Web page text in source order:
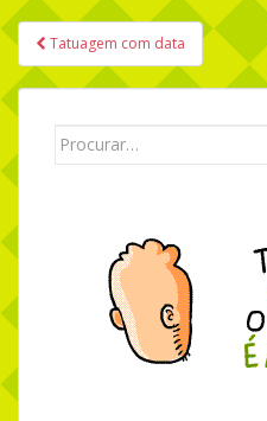
Navegação de Post
Tatuagem com data
Search for: